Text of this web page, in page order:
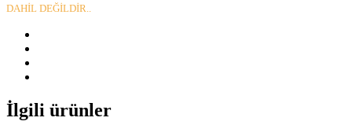
DAHİL DEĞİLDİR..
İlgili ürünler